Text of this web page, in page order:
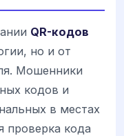
QR-кодов
но и от
Мошенники
кодов и
в местах
проверка кода